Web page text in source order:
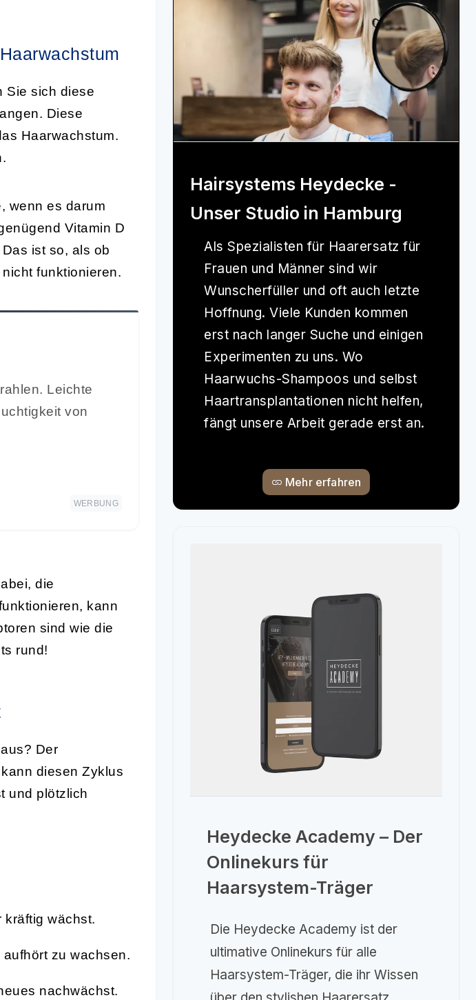
Sie sich diese
Diese
Haarwachstum.
wenn es darum
Vitamin D
ist so, als ob
funktionieren.
Leichte
von
WERBUNG
die
kann
sind wie die
rund!
Der
diesen Zyklus
und plötzlich
kräftig wächst.
zu wachsen.
nachwächst.
Hairsystems Heydecke -
Unser Studio in Hamburg
Als Spezialisten für Haarersatz für
Frauen und Männer sind wir
Wunscherfüller und oft auch letzte
Hoffnung. Viele Kunden kommen
erst nach langer Suche und einigen
Experimenten zu uns. Wo
Haarwuchs-Shampoos und selbst
Haartransplantationen nicht helfen,
fängt unsere Arbeit gerade erst an.
Mehr erfahren
Heydecke Academy – Der
Onlinekurs für
Haarsystem-Träger
Die Heydecke Academy ist der
ultimative Onlinekurs für alle
Haarsystem-Träger, die ihr Wissen